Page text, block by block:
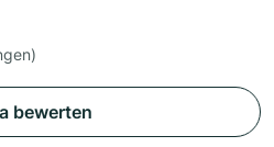
bewerten